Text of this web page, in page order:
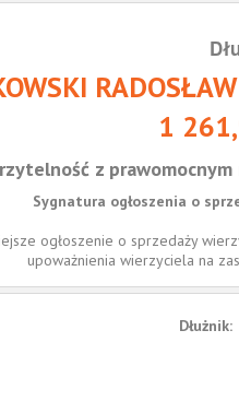
1
z
Sygnatura ogłoszenia o
ogłoszenie o sprzedaży
upoważnienia wierzyciela na
Dłużnik: